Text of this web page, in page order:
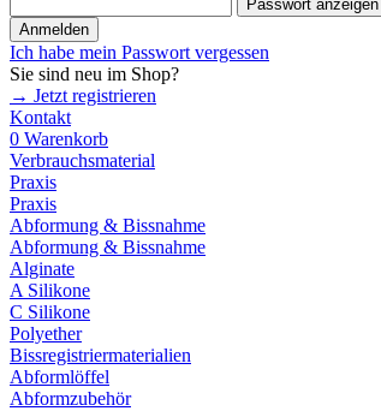
Passwort anzeigen
Anmelden
Ich habe mein Passwort vergessen
Sie sind neu im Shop?
→ Jetzt registrieren
Kontakt
0 Warenkorb
Verbrauchsmaterial
Praxis
Praxis
Abformung & Bissnahme
Abformung & Bissnahme
Alginate
A Silikone
C Silikone
Polyether
Bissregistriermaterialien
Abformlöffel
Abformzubehör